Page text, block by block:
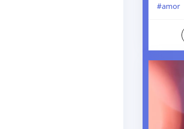
#amor